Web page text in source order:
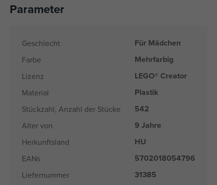
Parameter
Geschlecht Für Mädchen
Farbe Mehrfarbig
Lizenz LEGO® Creator
Material Plastik
Stückzahl, Anzahl der Stücke 542
Alter von 9 Jahre
Herkunftsland HU
EANs 5702018054796
Liefernummer 31385